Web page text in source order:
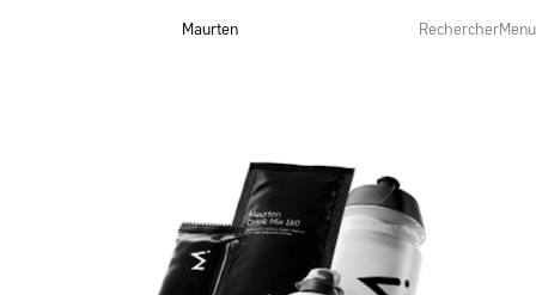
Maurten RechercherMenu